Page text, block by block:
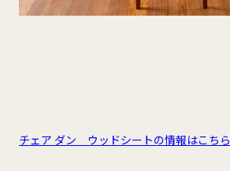
チェア ダン ウッドシートの情報はこちら